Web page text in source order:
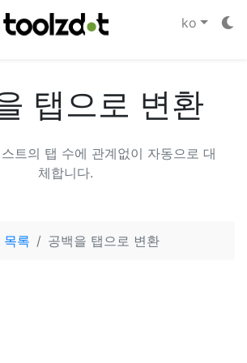
ko
탭으로 변환
트의 탭 수에 관계없이 자동으로 대
체합니다.
목록 공백을 탭으로 변환